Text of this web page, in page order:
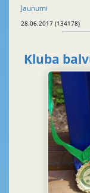
Jaunumi
28.06.2017 (134178)
Kluba